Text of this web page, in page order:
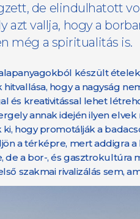
de elindulhatott
azt vallja, hogy a
még a spiritualitás is.
készült
hogy a nagyság
és kreativitással lehet
annak idején ilyen
hogy promotálják a
a térképre, mert addigra
de a bor-, és
szakmai rivalizálás sem,